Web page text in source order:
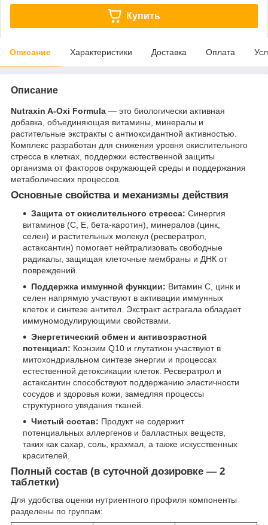
Купить
Описание Характеристики Доставка Оплата
Описание
Nutraxin A-Oxi Formula — это биологически активная
добавка, объединяющая витамины, минералы и
растительные экстракты с антиоксидантной активностью.
Комплекс разработан для снижения уровня окислительного
стресса в клетках, поддержки естественной защиты
организма от факторов окружающей среды и поддержания
метаболических процессов.
Основные свойства и механизмы действия
Защита от окислительного стресса: Синергия
витаминов (C, E, бета-каротин), минералов (цинк,
селен) и растительных молекул (ресвератрол,
астаксантин) помогает нейтрализовать свободные
радикалы, защищая клеточные мембраны и ДНК от
повреждений.
Поддержка иммунной функции: Витамин C, цинк и
селен напрямую участвуют в активации иммунных
клеток и синтезе антител. Экстракт астрагала обладает
иммуномодулирующими свойствами.
Энергетический обмен и антивозрастной
потенциал: Коэнзим Q10 и глутатион участвуют в
митохондриальном синтезе энергии и процессах
естественной детоксикации клеток. Ресвератрол и
астаксантин способствуют поддержанию эластичности
сосудов и здоровья кожи, замедляя процессы
структурного увядания тканей.
Чистый состав: Продукт не содержит
потенциальных аллергенов и балластных веществ,
таких как сахар, соль, крахмал, а также искусственных
красителей.
Полный состав (в суточной дозировке — 2
таблетки)
Для удобства оценки нутриентного профиля компоненты
разделены по группам: